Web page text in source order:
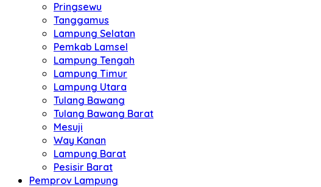
Pringsewu
Tanggamus
Lampung Selatan
Pemkab Lamsel
Lampung Tengah
Lampung Timur
Lampung Utara
Tulang Bawang
Tulang Bawang Barat
Mesuji
Way Kanan
Lampung Barat
Pesisir Barat
Pemprov Lampung